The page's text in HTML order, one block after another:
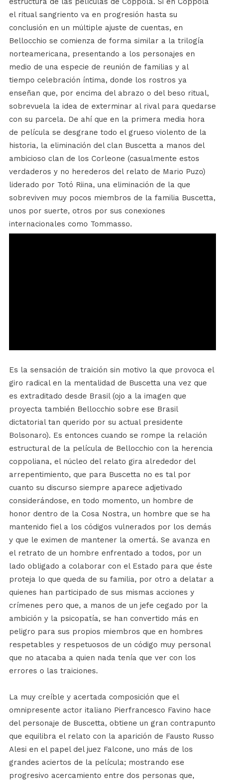
el ritual sangriento va en progresión hasta su
conclusión en un múltiple ajuste de cuentas, en
Bellocchio se comienza de forma similar a la trilogía
norteamericana, presentando a los personajes en
medio de una especie de reunión de familias y al
tiempo celebración íntima, donde los rostros ya
enseñan que, por encima del abrazo o del beso ritual,
sobrevuela la idea de exterminar al rival para quedarse
con su parcela. De ahí que en la primera media hora
de película se desgrane todo el grueso violento de la
historia, la eliminación del clan Buscetta a manos del
ambicioso clan de los Corleone (casualmente estos
verdaderos y no herederos del relato de Mario Puzo)
liderado por Totó Riina, una eliminación de la que
sobreviven muy pocos miembros de la familia Buscetta,
unos por suerte, otros por sus conexiones
internacionales como Tommasso.
Es la sensación de traición sin motivo la que provoca el
giro radical en la mentalidad de Buscetta una vez que
es extraditado desde Brasil (ojo a la imagen que
proyecta también Bellocchio sobre ese Brasil
dictatorial tan querido por su actual presidente
Bolsonaro). Es entonces cuando se rompe la relación
estructural de la película de Bellocchio con la herencia
coppoliana, el núcleo del relato gira alrededor del
arrepentimiento, que para Buscetta no es tal por
cuanto su discurso siempre aparece adjetivado
considerándose, en todo momento, un hombre de
honor dentro de la Cosa Nostra, un hombre que se ha
mantenido fiel a los códigos vulnerados por los demás
y que le eximen de mantener la omertá. Se avanza en
el retrato de un hombre enfrentado a todos, por un
lado obligado a colaborar con el Estado para que éste
proteja lo que queda de su familia, por otro a delatar a
quienes han participado de sus mismas acciones y
crímenes pero que, a manos de un jefe cegado por la
ambición y la psicopatía, se han convertido más en
peligro para sus propios miembros que en hombres
respetables y respetuosos de un código muy personal
que no atacaba a quien nada tenía que ver con los
errores o las traiciones.
La muy creíble y acertada composición que el
omnipresente actor italiano Pierfrancesco Favino hace
del personaje de Buscetta, obtiene un gran contrapunto
que equilibra el relato con la aparición de Fausto Russo
Alesi en el papel del juez Falcone, uno más de los
grandes aciertos de la película; mostrando ese
progresivo acercamiento entre dos personas que,